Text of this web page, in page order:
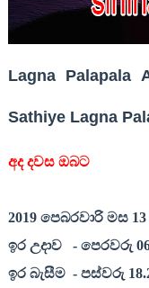
Lagna
Sathiye Lagna
අද දවස ඔබට
2019පෙබරවාරි මස 13
ඉර උදාව
- පෙරවරු
ඉර බැසීම - පස්වරු 18.